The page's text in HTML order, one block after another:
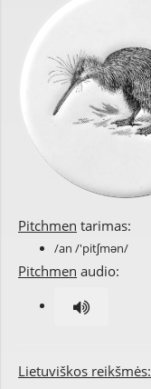
Pitchmen tarimas:
/an /'pitʃmən/
Pitchmen audio:
Lietuviškos reikšmės: